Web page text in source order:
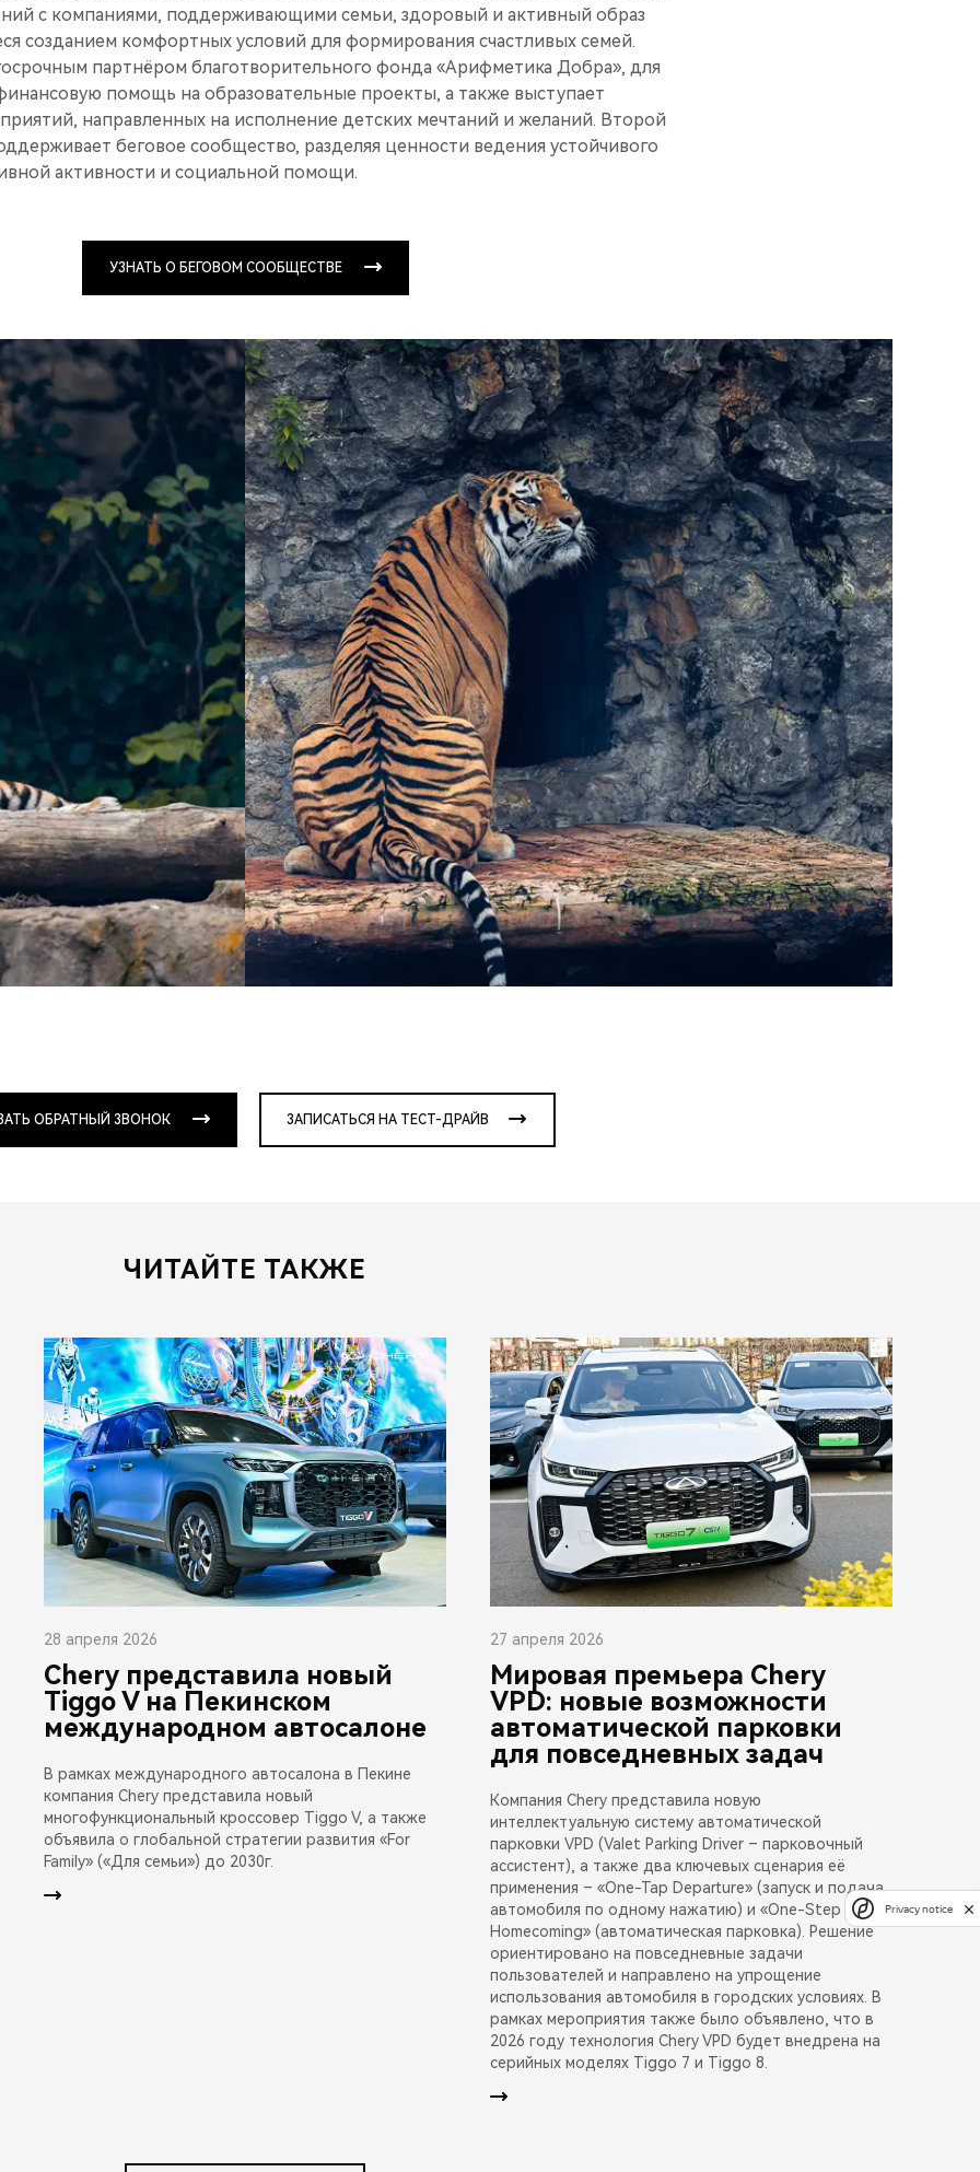
с компаниями, поддерживающими семьи, здоровый и активный образ
созданием комфортных условий для формирования счастливых семей.
партнёром благотворительного фонда «Арифметика Добра», для
помощь на образовательные проекты, а также выступает
направленных на исполнение детских мечтаний и желаний. Второй
беговое сообщество, разделяя ценности ведения устойчивого
активности и социальной помощи.
УЗНАТЬ О БЕГОВОМ СООБЩЕСТВЕ
ОБРАТНЫЙ ЗВОНОК ЗАПИСАТЬСЯ НА ТЕСТ-ДРАЙВ
ЧИТАЙТЕ ТАКЖЕ
28 апреля 2026
Chery представила новый
Tiggo V на Пекинском
международном автосалоне
В рамках международного автосалона в Пекине
компания Chery представила новый
многофункциональный кроссовер Tiggo V, а также
объявила о глобальной стратегии развития «For
Family» («Для семьи») до 2030г.
27 апреля 2026
Мировая премьера Chery
VPD: новые возможности
автоматической парковки
для повседневных задач
Компания Chery представила новую
интеллектуальную систему автоматической
парковки VPD (Valet Parking Driver – парковочный
ассистент), а также два ключевых сценария её
применения – «One-Tap Departure» (запуск и подача
автомобиля по одному нажатию) и «One-Step
Homecoming» (автоматическая парковка). Решение
ориентировано на повседневные задачи
пользователей и направлено на упрощение
использования автомобиля в городских условиях. В
рамках мероприятия также было объявлено, что в
2026 году технология Chery VPD будет внедрена на
серийных моделях Tiggo 7 и Tiggo 8.
Privacy notice